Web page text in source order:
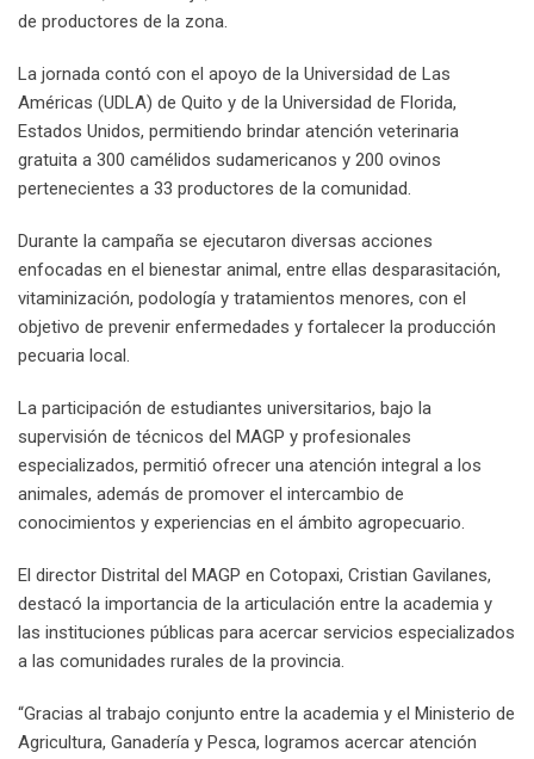
de productores de la zona.
La jornada contó con el apoyo de la Universidad de Las
Américas (UDLA) de Quito y de la Universidad de Florida,
Estados Unidos, permitiendo brindar atención veterinaria
gratuita a 300 camélidos sudamericanos y 200 ovinos
pertenecientes a 33 productores de la comunidad.
Durante la campaña se ejecutaron diversas acciones
enfocadas en el bienestar animal, entre ellas desparasitación,
vitaminización, podología y tratamientos menores, con el
objetivo de prevenir enfermedades y fortalecer la producción
pecuaria local.
La participación de estudiantes universitarios, bajo la
supervisión de técnicos del MAGP y profesionales
especializados, permitió ofrecer una atención integral a los
animales, además de promover el intercambio de
conocimientos y experiencias en el ámbito agropecuario.
El director Distrital del MAGP en Cotopaxi, Cristian Gavilanes,
destacó la importancia de la articulación entre la academia y
las instituciones públicas para acercar servicios especializados
a las comunidades rurales de la provincia.
“Gracias al trabajo conjunto entre la academia y el Ministerio de
Agricultura, Ganadería y Pesca, logramos acercar atención